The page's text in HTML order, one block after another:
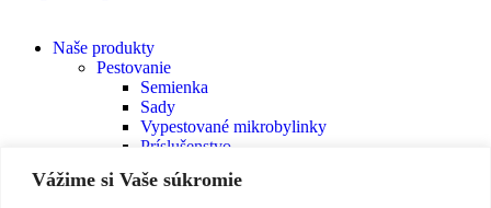
Vážime si Vaše súkromie
Naše produkty
Pestovanie
Semienka
Sady
Vypestované mikrobylinky
Príslušenstvo
Semienka na klíčenie